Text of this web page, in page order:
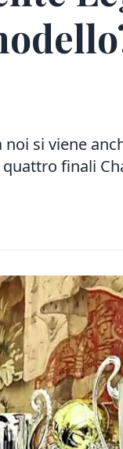
si viene
finali